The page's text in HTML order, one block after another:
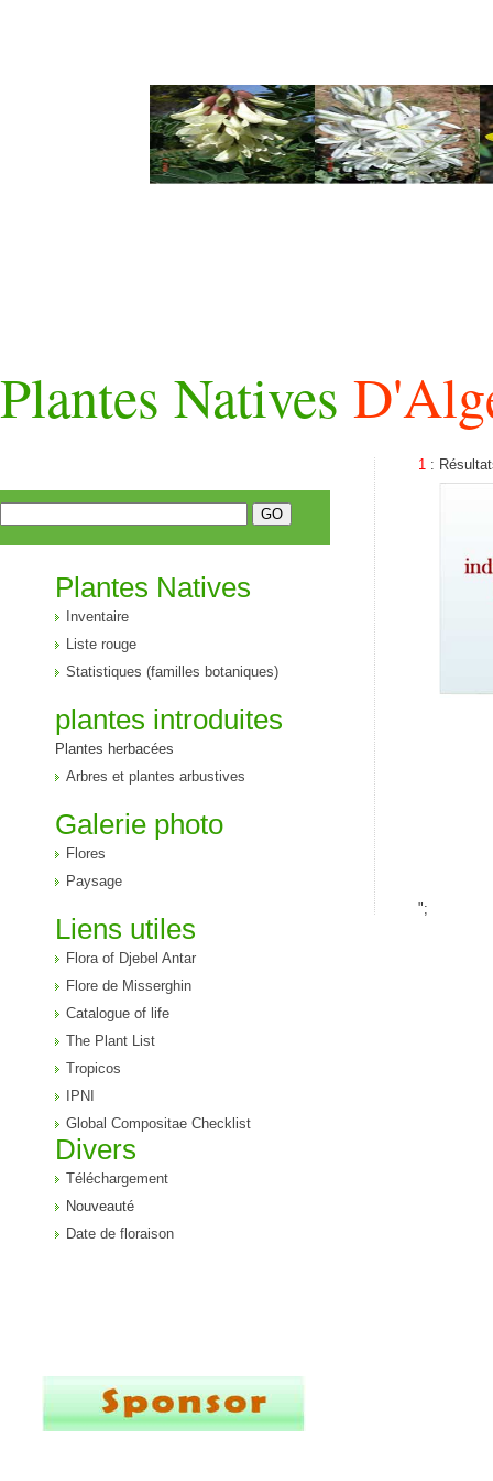
Plantes Natives
1 :
";
Plantes Natives
Inventaire
Liste rouge
Statistiques (familles botaniques)
plantes introduites
Plantes herbacées
Arbres et plantes arbustives
Galerie photo
Flores
Paysage
Liens utiles
Flora of Djebel Antar
Flore de Misserghin
Catalogue of life
The Plant List
Tropicos
IPNI
Global Compositae Checklist
Divers
Téléchargement
Nouveauté
Date de floraison